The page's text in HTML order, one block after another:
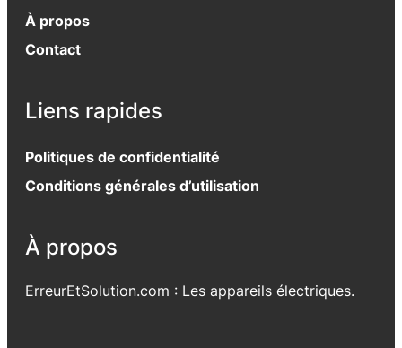
À propos
Contact
Liens rapides
Politiques de confidentialité
Conditions générales d’utilisation
À propos
ErreurEtSolution.com : Les appareils électriques.